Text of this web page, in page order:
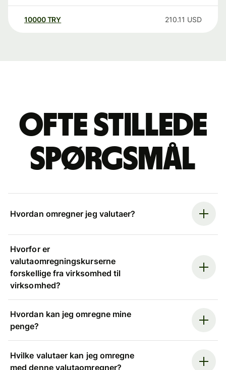
10000 TRY 210.11 USD
Ofte stillede
spørgsmål
Hvordan omregner jeg valutaer?
Hvorfor er
valutaomregningskurserne
forskellige fra virksomhed til
virksomhed?
Hvordan kan jeg omregne mine
penge?
Hvilke valutaer kan jeg omregne
med denne valutaomregner?